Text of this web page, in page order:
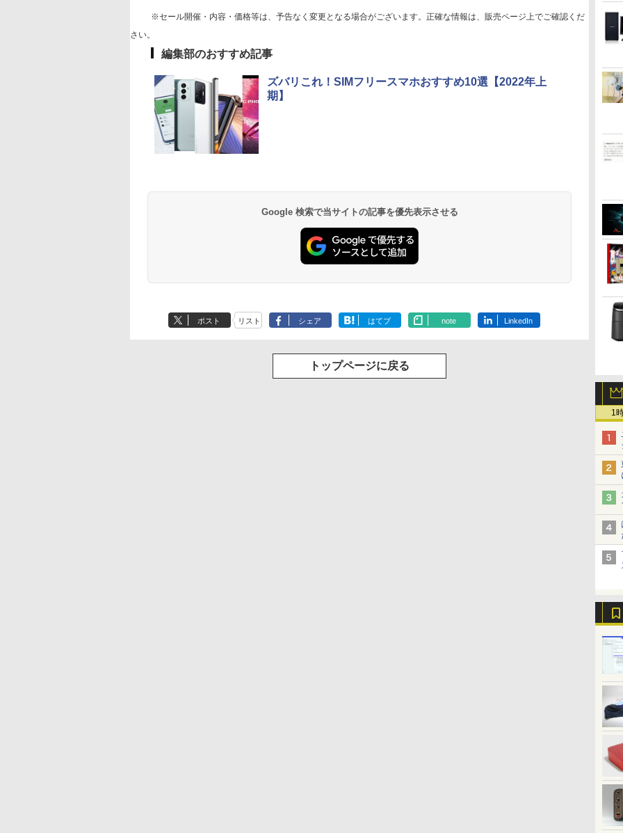
1
※セール開催・内容・価格等は、予告なく変更となる場合がございます。正確な情報は、販売ページ上でご確認くだ
さい。
編集部のおすすめ記事
ズバリこれ！SIMフリースマホおすすめ10選【2022年上
期】
Google 検索で当サイトの記事を優先表示させる
ポスト リスト シェア はてブ note LinkedIn
トップページに戻る